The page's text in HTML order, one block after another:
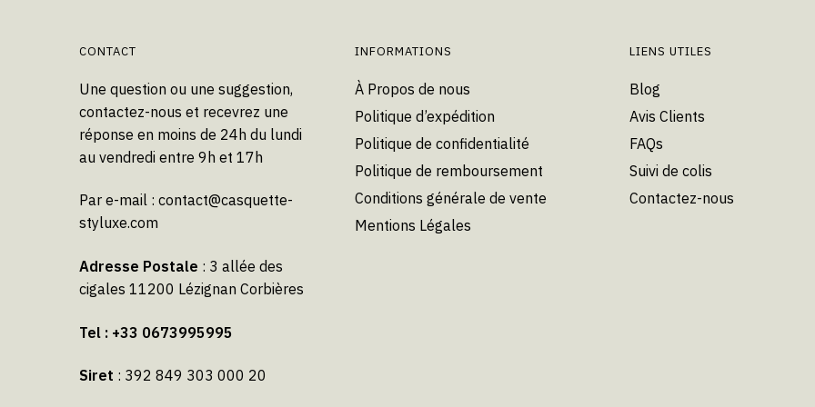
la
page
du
produit
CONTACT
Une question ou une suggestion,
contactez-nous et recevrez une
réponse en moins de 24h du lundi
au vendredi entre 9h et 17h
Par e-mail : contact@casquette-
styluxe.com
Adresse Postale : 3 allée des
cigales 11200 Lézignan Corbières
Tel : +33 0673995995
Siret : 392 849 303 000 20
INFORMATIONS
À Propos de nous
Politique d’expédition
Politique de confidentialité
Politique de remboursement
Conditions générale de vente
Mentions Légales
LIENS UTILES
Blog
Avis Clients
FAQs
Suivi de colis
Contactez-nous